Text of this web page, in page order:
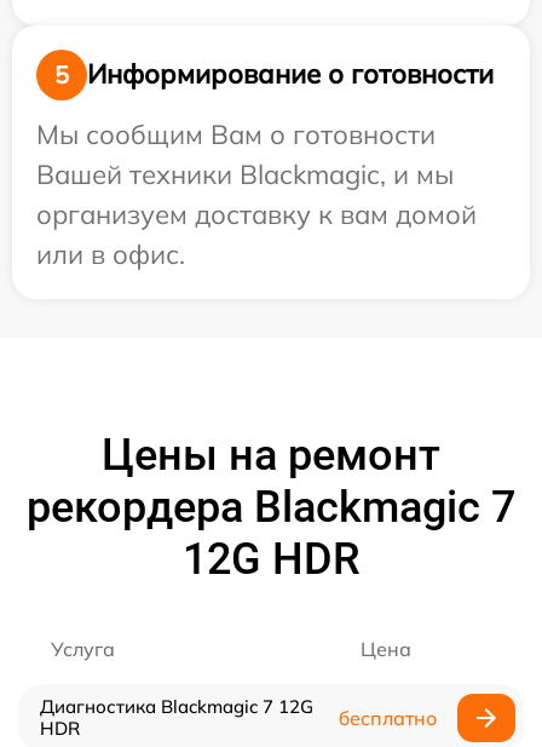
5
Информирование о готовности
Мы сообщим Вам о готовности
Вашей техники Blackmagic, и мы
организуем доставку к вам домой
или в офис.
Цены на ремонт
рекордера Blackmagic 7
12G HDR
Услуга Цена
Диагностика Blackmagic 7 12G
HDR
бесплатно